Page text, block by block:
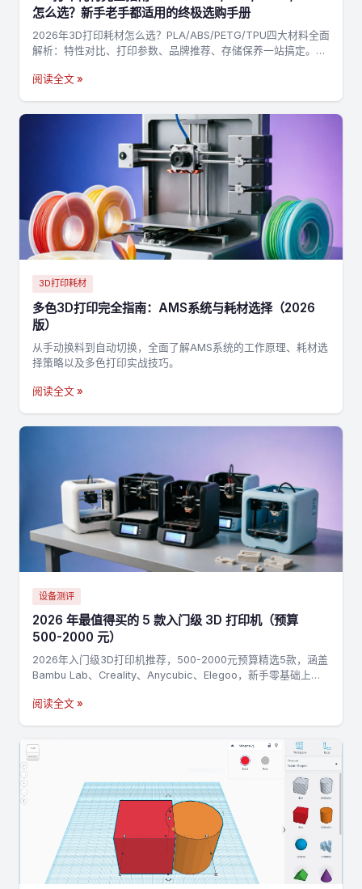
怎么选？新手老手都适用的终极选购手册
2026年3D打印耗材怎么选？PLA/ABS/PETG/TPU四大材料全面
解析：特性对比、打印参数、品牌推荐、存储保养一站搞定。附
阅读全文 »
3D打印耗材
多色3D打印完全指南：AMS系统与耗材选择（2026
版）
从手动换料到自动切换，全面了解AMS系统的工作原理、耗材选
择策略以及多色打印实战技巧。
阅读全文 »
设备测评
2026 年最值得买的 5 款入门级 3D 打印机（预算
500-2000 元）
2026年入门级3D打印机推荐，500-2000元预算精选5款，涵盖
Bambu Lab、Creality、Anycubic、Elegoo，新手零基础上手
阅读全文 »